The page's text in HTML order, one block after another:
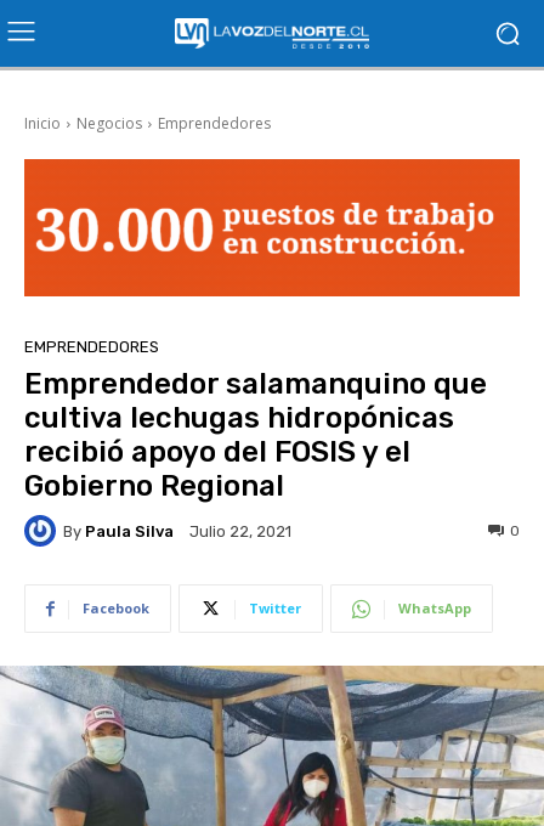
Inicio Negocios Emprendedores
EMPRENDEDORES
Emprendedor salamanquino que
cultiva lechugas hidropónicas
recibió apoyo del FOSIS y el
Gobierno Regional
By Paula Silva Julio 22, 2021 0
Facebook Twitter WhatsApp